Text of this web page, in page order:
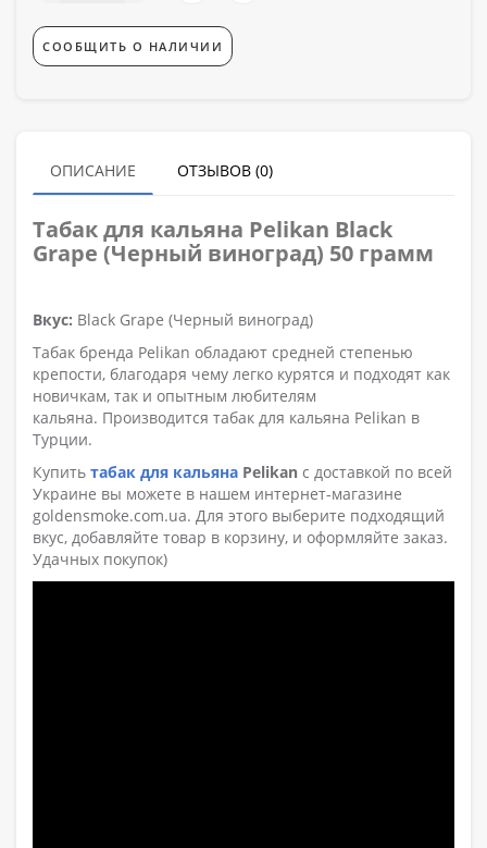
СООБЩИТЬ О НАЛИЧИИ
ОПИСАНИЕ ОТЗЫВОВ (0)
Табак для кальяна Pelikan Black
Grape (Черный виноград) 50 грамм
Вкус: Black Grape (Черный виноград)
Табак бренда Pelikan обладают средней степенью
крепости, благодаря чему легко курятся и подходят как
новичкам, так и опытным любителям
кальяна. Производится табак для кальяна Pelikan в
Турции.
Купить табак для кальяна Pelikan с доставкой по всей
Украине вы можете в нашем интернет-магазине
goldensmoke.com.ua. Для этого выберите подходящий
вкус, добавляйте товар в корзину, и оформляйте заказ.
Удачных покупок)